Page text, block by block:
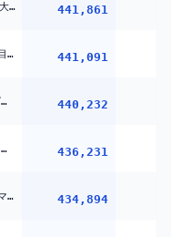
新しいVCRRUSTの世界で最後の大海賊船バトルいくぞ！！『 Rust 』【 エビオ/にじさんじ 】 441,861
【#ホロ金策サバイバル2】５日目！！！みんなで最終回だにぇええええええええ！！！【ホロライブ/さくらみこ】 441,091
【リズム天国 ミラクルスターズ】4年ぶりに!ふたりの地獄リズムオフコラボ【ホロライブ/宝鐘マリン・不知火フレア】 440,232
【#生スバル】ドラゴンボールカカロットやるしゅばあああああああああああああああああああああああああああ！！！！！！【ホロライブ/大空スバル】 436,231
【#ホロ金策サバイバル2】金策マイクラやるしゅばあああああああああああああああああああああああああああああああああああ!!!!!!：MINECRAFT【ホロライブ/大空スバル】 434,894